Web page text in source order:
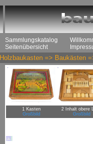
Sammlungskatalog
Seitenübersicht
Holzbaukasten => Baukästen
1 Kasten
Großbild
2 Inhalt obere
Großbild